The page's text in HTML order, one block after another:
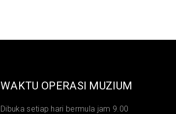
WAKTU OPERASI MUZIUM
Dibuka setiap hari bermula jam 9.00